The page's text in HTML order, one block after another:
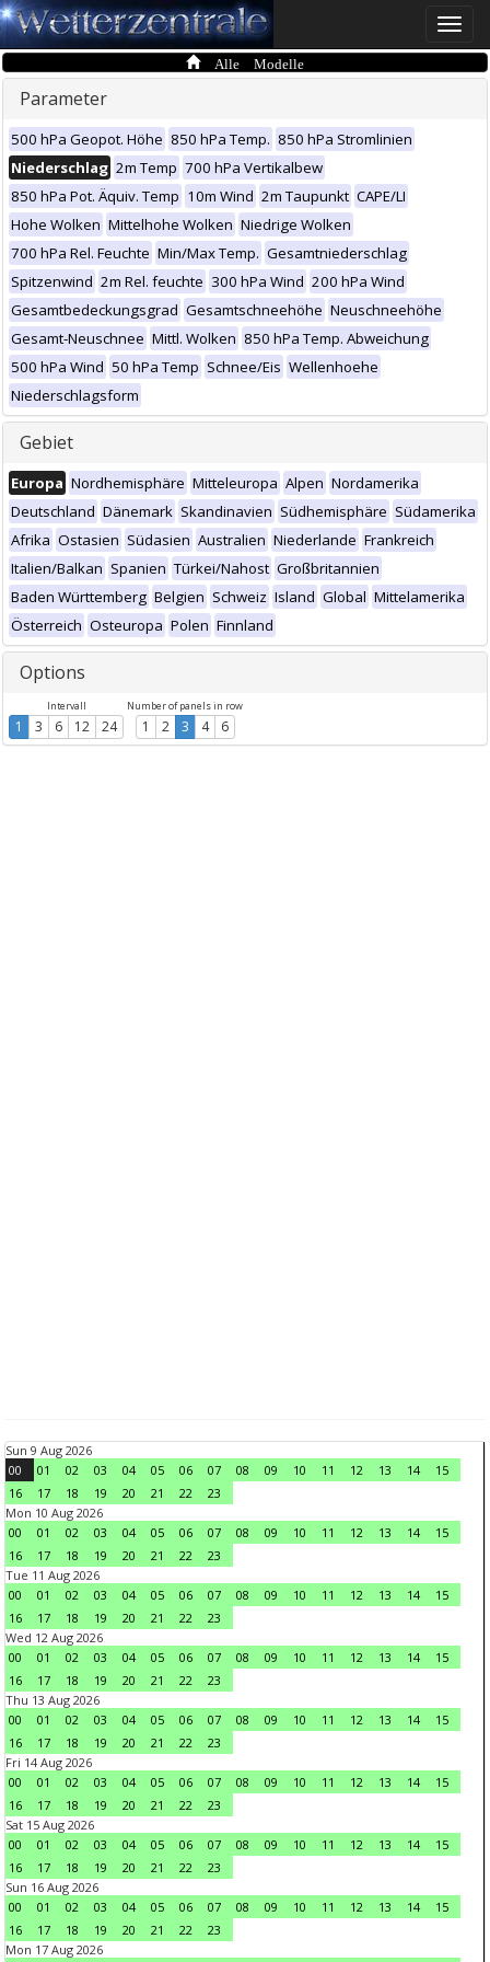
Toggle
Alle Modelle
Parameter
500 hPa Geopot. Höhe 850 hPa Temp. 850 hPa Stromlinien
Niederschlag 2m Temp 700 hPa Vertikalbew
850 hPa Pot. Äquiv. Temp 10m Wind 2m Taupunkt CAPE/LI
Hohe Wolken Mittelhohe Wolken Niedrige Wolken
700 hPa Rel. Feuchte Min/Max Temp. Gesamtniederschlag
Spitzenwind 2m Rel. feuchte 300 hPa Wind 200 hPa Wind
Gesamtbedeckungsgrad Gesamtschneehöhe Neuschneehöhe
Gesamt-Neuschnee Mittl. Wolken 850 hPa Temp. Abweichung
500 hPa Wind 50 hPa Temp Schnee/Eis Wellenhoehe
Niederschlagsform
Gebiet
Europa Nordhemisphäre Mitteleuropa Alpen Nordamerika
Deutschland Dänemark Skandinavien Südhemisphäre Südamerika
Afrika Ostasien Südasien Australien Niederlande Frankreich
Italien/Balkan Spanien Türkei/Nahost Großbritannien
Baden Württemberg Belgien Schweiz Island Global Mittelamerika
Österreich Osteuropa Polen Finnland
Options
Intervall
1 3 6 12 24
Number of panels in row
1 2 3 4 6
Sun 9 Aug 2026
00
01 02 03 04 05 06 07 08 09 10 11 12 13 14
15
16
17 18 19 20 21 22
23
Mon 10 Aug 2026
00
01 02 03 04 05 06 07 08 09 10 11 12 13 14
15
16
17 18 19 20 21 22
23
Tue 11 Aug 2026
00
01 02 03 04 05 06 07 08 09 10 11 12 13 14
15
16
17 18 19 20 21 22
23
Wed 12 Aug 2026
00
01 02 03 04 05 06 07 08 09 10 11 12 13 14
15
16
17 18 19 20 21 22
23
Thu 13 Aug 2026
00
01 02 03 04 05 06 07 08 09 10 11 12 13 14
15
16
17 18 19 20 21 22
23
Fri 14 Aug 2026
00
01 02 03 04 05 06 07 08 09 10 11 12 13 14
15
16
17 18 19 20 21 22
23
Sat 15 Aug 2026
00
01 02 03 04 05 06 07 08 09 10 11 12 13 14
15
16
17 18 19 20 21 22
23
Sun 16 Aug 2026
00
01 02 03 04 05 06 07 08 09 10 11 12 13 14
15
16
17 18 19 20 21 22
23
Mon 17 Aug 2026